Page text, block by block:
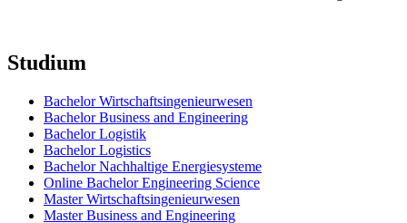
Studium
Bachelor Wirtschaftsingenieurwesen
Bachelor Business and Engineering
Bachelor Logistik
Bachelor Logistics
Bachelor Nachhaltige Energiesysteme
Online Bachelor Engineering Science
Master Wirtschaftsingenieurwesen
Master Business and Engineering